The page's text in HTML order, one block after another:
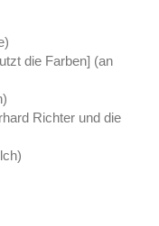
die Farben] (an
Richter und die